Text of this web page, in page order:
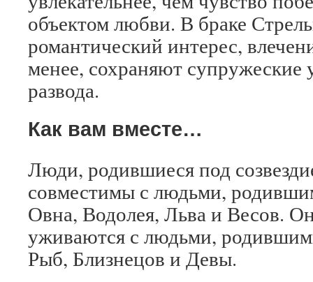
объектом любви. В браке
романтический интерес,
менее, сохраняют супружеские
развода.
Как вам вместе…
Люди, родившиеся под
совместимы с людьми,
Овна, Водолея, Льва и Весов.
уживаются с людьми,
Рыб, Близнецов и Девы.